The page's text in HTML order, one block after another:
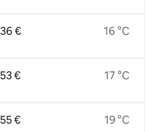
€
€
€
16 °C
17 °C
19 °C